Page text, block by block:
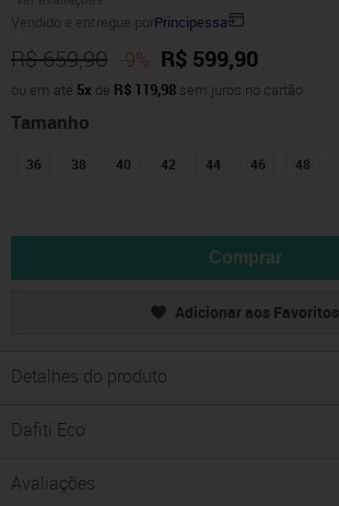
Vendido e entregue porPrincipessa
R$ 659,90 -9% R$ 599,90
ou em até 5x de R$ 119,98 sem juros no cartão
Tamanho
36 38 40 42 44 46 48
Comprar
Adicionar aos Favoritos
Detalhes do produto
Dafiti Eco
Avaliações